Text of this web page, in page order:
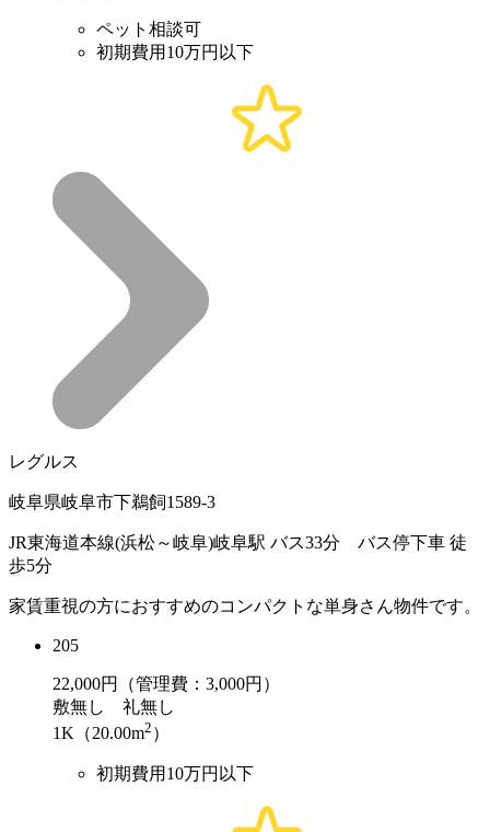
ペット相談可
初期費用10万円以下
レグルス
岐阜県岐阜市下鵜飼1589-3
JR東海道本線(浜松～岐阜)岐阜駅 バス33分 バス停下車 徒
歩5分
家賃重視の方におすすめのコンパクトな単身さん物件です。
205
22,000円（管理費：3,000円）
敷無し 礼無し
1K（20.00m2 ）
初期費用10万円以下